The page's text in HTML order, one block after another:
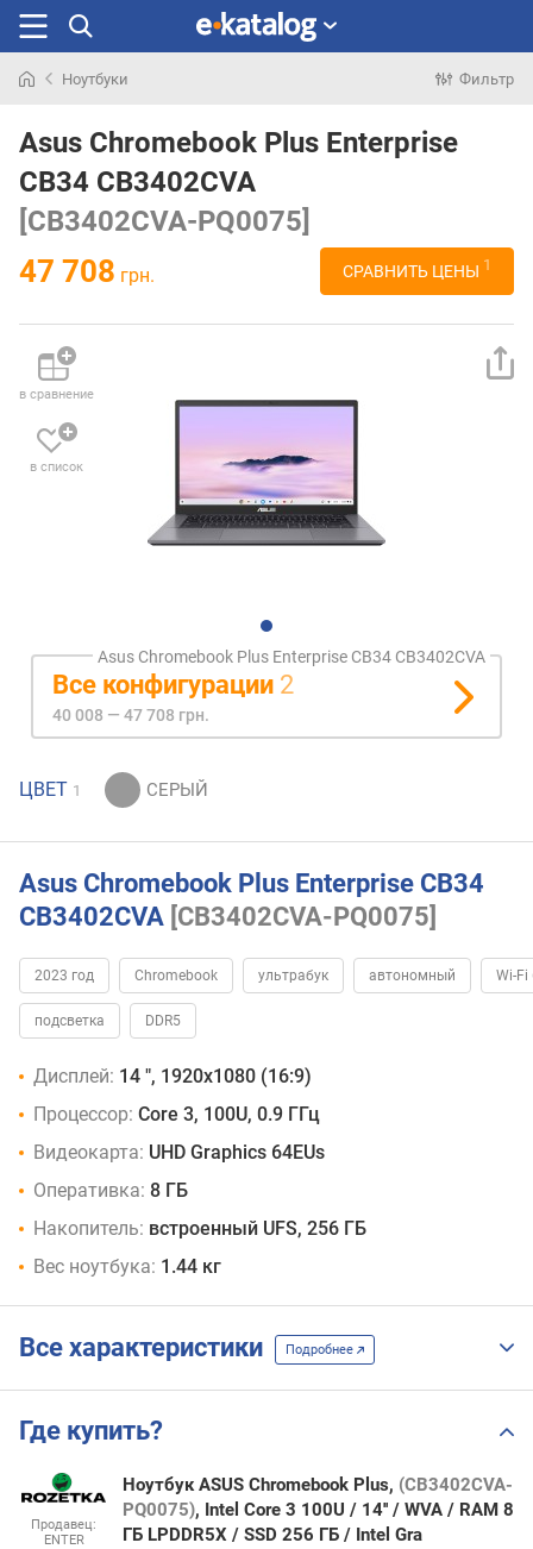
раньше
Ноутбуки Фильтр
Asus Chromebook Plus Enterprise
CB34 CB3402CVA
[CB3402CVA-PQ0075]
47 708 грн. СРАВНИТЬ ЦЕНЫ 1
в сравнение
в список
Asus Chromebook Plus Enterprise CB34 CB3402CVA
Все конфигурации 2
40 008 — 47 708 грн.
ЦВЕТ 1
Asus Chromebook Plus Enterprise CB34
CB3402CVA [CB3402CVA-PQ0075]
2023 год Chromebook ультрабук автономный Wi-Fi
подсветка DDR5
Дисплей: 14 ", 1920x1080 (16:9)
Процессор: Core 3, 100U, 0.9 ГГц
Видеокарта: UHD Graphics 64EUs
Оперативка: 8 ГБ
Накопитель: встроенный UFS, 256 ГБ
Вес ноутбука: 1.44 кг
Все характеристики Подробнее
Где купить?
Продавец:
ENTER
Ноутбук ASUS Chromebook Plus, (CB3402CVA-
PQ0075), Intel Core 3 100U / 14'' / WVA / RAM 8
ГБ LPDDR5X / SSD 256 ГБ / Intel Gra